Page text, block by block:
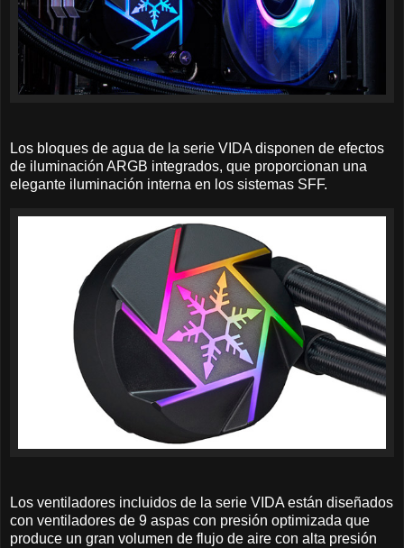
Los bloques de agua de la serie VIDA disponen de efectos
de iluminación ARGB integrados, que proporcionan una
elegante iluminación interna en los sistemas SFF.
Los ventiladores incluidos de la serie VIDA están diseñados
con ventiladores de 9 aspas con presión optimizada que
produce un gran volumen de flujo de aire con alta presión